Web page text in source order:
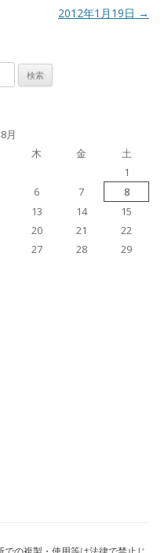
2012年1月19日 →
月
木 金
土
1
6 7
8
13 14
15
20 21
22
27 28
29